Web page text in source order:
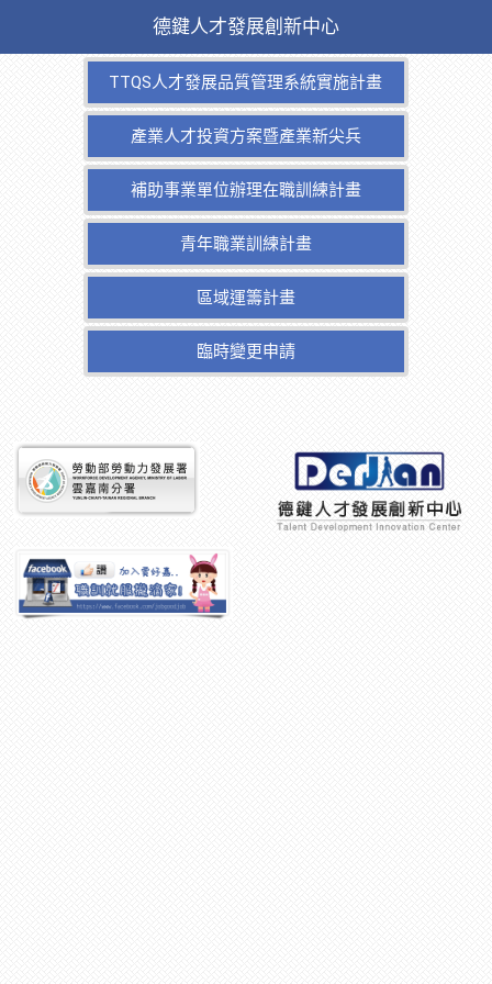
德鍵人才發展創新中心
TTQS人才發展品質管理系統實施計畫
產業人才投資方案暨產業新尖兵
補助事業單位辦理在職訓練計畫
青年職業訓練計畫
區域運籌計畫
臨時變更申請